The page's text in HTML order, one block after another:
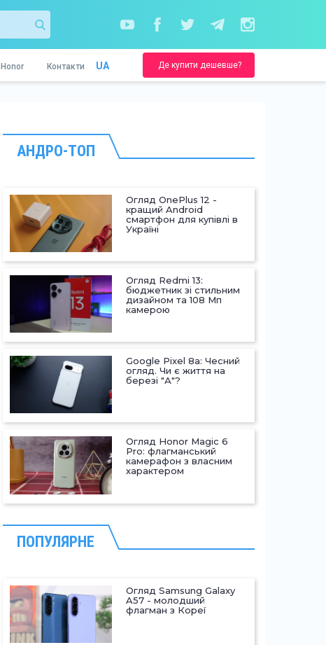
Honor Контакти UA Де купити дешевше?
АНДРО-ТОП
Огляд OnePlus 12 -
кращий Android
смартфон для купівлі в
Україні
Огляд Redmi 13:
бюджетник зі стильним
дизайном та 108 Мп
камерою
Google Pixel 8a: Чесний
огляд. Чи є життя на
березі "А"?
Огляд Honor Magic 6
Pro: флагманський
камерафон з власним
характером
ПОПУЛЯРНЕ
Огляд Samsung Galaxy
A57 - молодший
флагман з Кореї